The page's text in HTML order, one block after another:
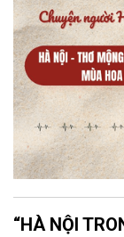
sưa về đây” trong
Giáng Son ngân
“HÀ NỘI